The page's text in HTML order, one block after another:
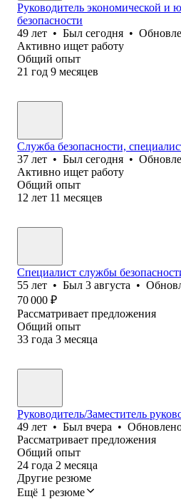
Руководитель экономической и
безопасности
49 лет • Был сегодня •
Активно ищет работу
Общий опыт
21 год 9 месяцев
Служба безопасности,
37 лет • Был сегодня •
Активно ищет работу
Общий опыт
12 лет 11 месяцев
Специалист службы
55 лет • Был 3 августа •
70 000 ₽
Рассматривает предложения
Общий опыт
33 года 3 месяца
Руководитель/Заместитель
49 лет • Был вчера •
Рассматривает предложения
Общий опыт
24 года 2 месяца
Другие резюме
Ещё 1 резюме